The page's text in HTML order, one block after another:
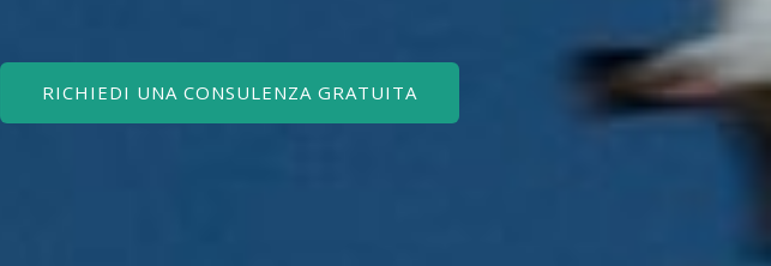
RICHIEDI UNA CONSULENZA GRATUITA